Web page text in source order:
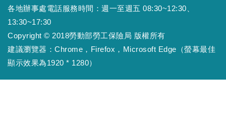
各地辦事處電話服務時間：週一至週五 08:30~12:30、
13:30~17:30
Copyright © 2018勞動部勞工保險局 版權所有
建議瀏覽器：Chrome，Firefox，Microsoft Edge（螢幕最佳
顯示效果為1920 * 1280）